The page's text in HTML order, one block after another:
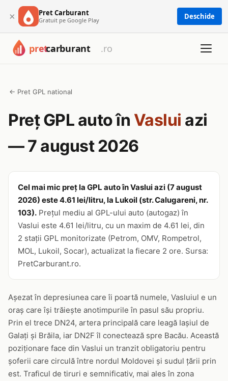
× Pret Carburant
Gratuit pe Google Play Deschide
← Pret GPL national
Preț GPL auto în Vaslui azi
— 7 august 2026
Cel mai mic preț la GPL auto în Vaslui azi (7 august
2026) este 4.61 lei/litru, la Lukoil (str. Calugareni, nr.
103). Prețul mediu al GPL-ului auto (autogaz) în
Vaslui este 4.61 lei/litru, cu un maxim de 4.61 lei, din
2 stații GPL monitorizate (Petrom, OMV, Rompetrol,
MOL, Lukoil, Socar), actualizat la fiecare 2 ore. Sursa:
PretCarburant.ro.
Așezat în depresiunea care îi poartă numele, Vasluiul e un
oraș care își trăiește anotimpurile în pasul său propriu.
Prin el trece DN24, artera principală care leagă Iașiul de
Galați și Brăila, iar DN2F îl conectează spre Bacău. Această
poziționare face din Vaslui un tranzit obligatoriu pentru
șoferii care circulă între nordul Moldovei și sudul țării prin
est. Traficul de tiruri e semnificativ, mai ales în zona